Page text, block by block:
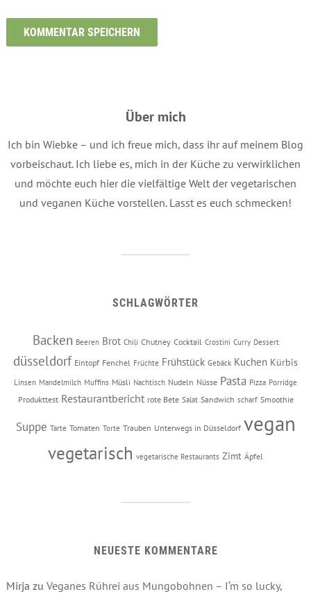
Über mich
Ich bin Wiebke – und ich freue mich, dass ihr auf meinem Blog
vorbeischaut. Ich liebe es, mich in der Küche zu verwirklichen
und möchte euch hier die vielfältige Welt der vegetarischen
und veganen Küche vorstellen. Lasst es euch schmecken!
SCHLAGWÖRTER
Backen Beeren Brot Chili Chutney Cocktail Crostini Curry Dessert
düsseldorf Eintopf Fenchel Früchte Frühstück Gebäck Kuchen Kürbis
Linsen Mandelmilch Muffins Müsli Nachtisch Nudeln Nüsse Pasta Pizza Porridge
Produkttest Restaurantbericht rote Bete Salat Sandwich scharf Smoothie
Suppe Tarte Tomaten Torte Trauben Unterwegs in Düsseldorf vegan
vegetarisch vegetarische Restaurants Zimt Äpfel
NEUESTE KOMMENTARE
Mirja zu Veganes Rührei aus Mungobohnen – I‘m so lucky,